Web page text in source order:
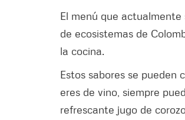
El menú que
de ecosistemas de
la cocina.
Estos sabores se pueden
eres de vino, siempre
refrescante jugo de